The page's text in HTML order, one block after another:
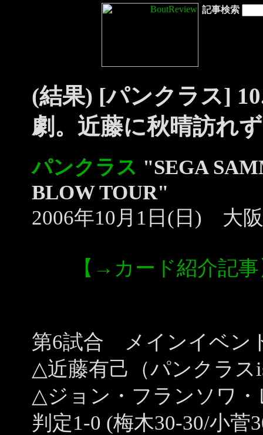
記事検索
(結果) [パンクラス]
劇。近藤に秋晴訪れず
パンクラス "SEGA
BLOW TOUR"
2006年10月1日(日) 大
【→カード紹介記
第6試合 メインイベ
△近藤有己（パンクラス
△ジョン・フランソワ
判定1-0 (梅木30-30/小菅